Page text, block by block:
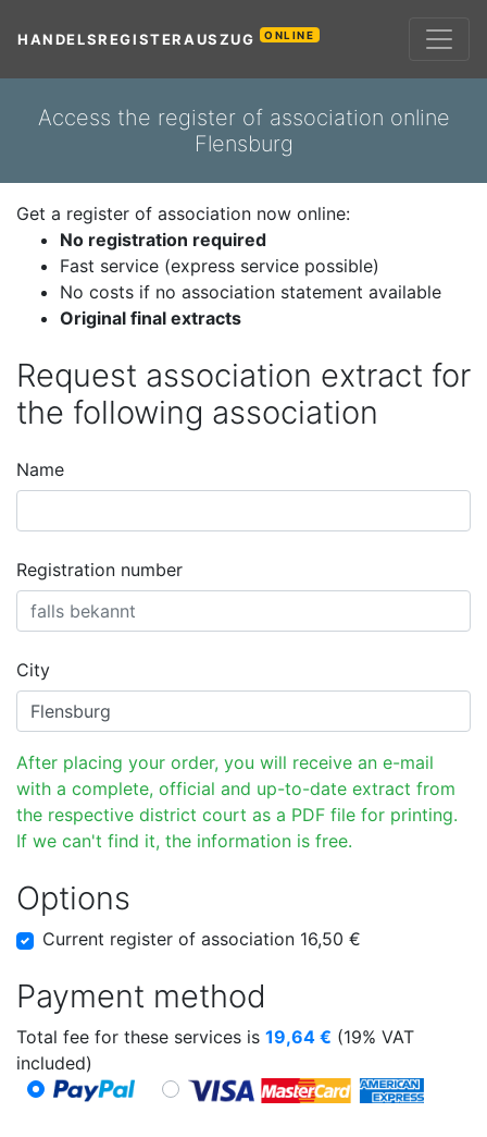
HANDELSREGISTERAUSZUG ONLINE
Access the register of association online
Flensburg
Get a register of association now online:
No registration required
Fast service (express service possible)
No costs if no association statement available
Original final extracts
Request association extract for
the following association
Name
Registration number
City
After placing your order, you will receive an e-mail
with a complete, official and up-to-date extract from
the respective district court as a PDF file for printing.
If we can't find it, the information is free.
Options
Current register of association 16,50 €
Payment method
Total fee for these services is 19,64 € (19% VAT
included)